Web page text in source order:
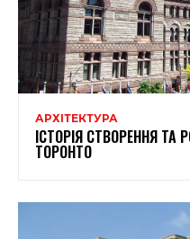
АРХІТЕКТУРА
ІСТОРІЯ СТВОРЕННЯ ТА
ТОРОНТО